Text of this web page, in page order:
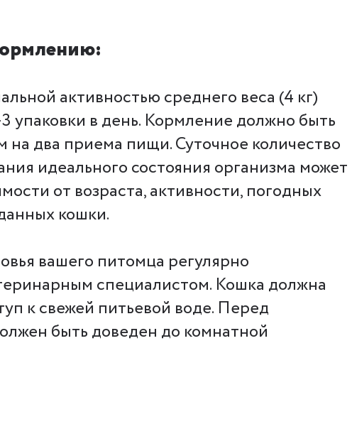
активностью среднего веса (4 кг)
упаковки в день. Кормление должно быть
на два приема пищи. Суточное количество
идеального состояния организма может
от возраста, активности, погодных
кошки.
вашего питомца регулярно
специалистом. Кошка должна
к свежей питьевой воде. Перед
быть доведен до комнатной